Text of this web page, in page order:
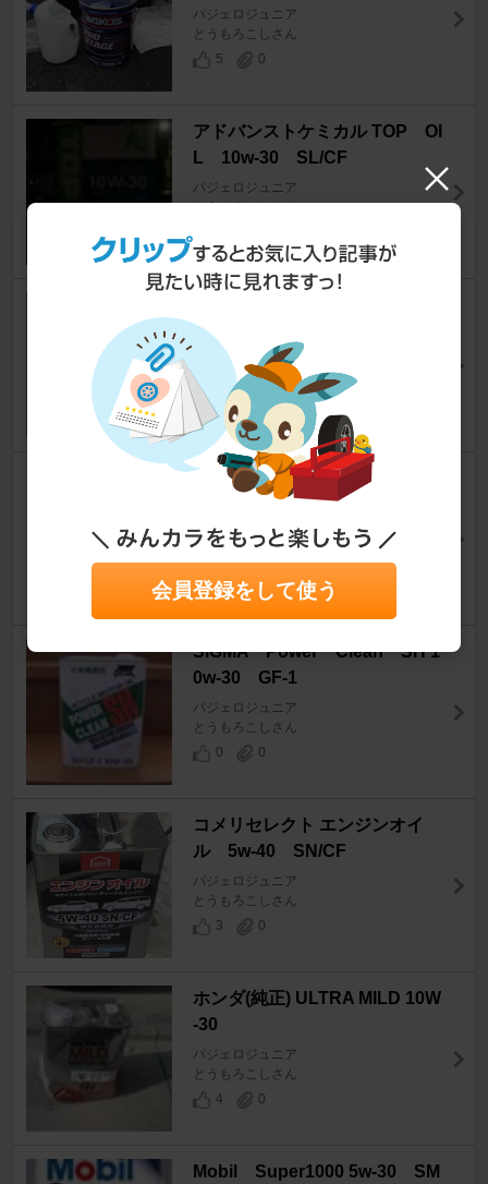
パジェロジュニア
とうもろこしさん
5
0
アドバンストケミカル TOP OI
L 10w-30 SL/CF
パジェロジュニア
とうもろこしさん
5w-30
パジェロジュニア
とうもろこしさん
Mobil Special 10w-30
とうもろこしさん
SIGMA Power Clean SH 1
0w-30 GF-1
パジェロジュニア
とうもろこしさん
0
0
コメリセレクト エンジンオイ
ル 5w-40 SN/CF
パジェロジュニア
とうもろこしさん
3
0
ホンダ(純正) ULTRA MILD 10W
-30
パジェロジュニア
とうもろこしさん
4
0
Mobil Super1000 5w-30 SM
会員登録をして使う